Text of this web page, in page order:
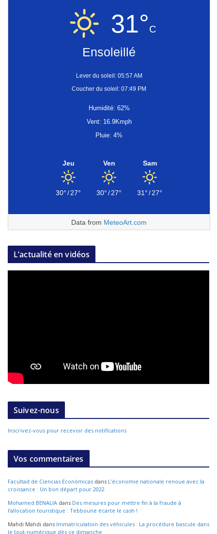
31°C
Ensoleillé
Lever du soleil: 05:57 AM
Coucher du soleil: 07:49 PM
Humidité: 62%
Vent: 16.9Kmph
Pluie: 4%
Jeu
30°/27°
Ven
30°/27°
Sam
31°/27°
Data from MeteoArt.com
L’actualité en vidéos
Suivez-nous
Inscrivez-vous pour recevoir des notifications
Vos commentaires
Facultad de Ciencias Económicas dans L’économie nationale renoue avec la
croissance : Un bon départ pour 2022
Mohamed BENALIA dans Des mesures pour mettre fin à la fraude à
l’allocation touristique : Tebboune écarte le cash !
Mahdi Mahdi dans Immatriculation des véhicules : La procédure bascule dans
le tout-numérique dès ce dimanche